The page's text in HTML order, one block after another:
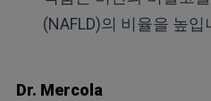
(NAFLD)의 비율을 높입
Dr. Mercola